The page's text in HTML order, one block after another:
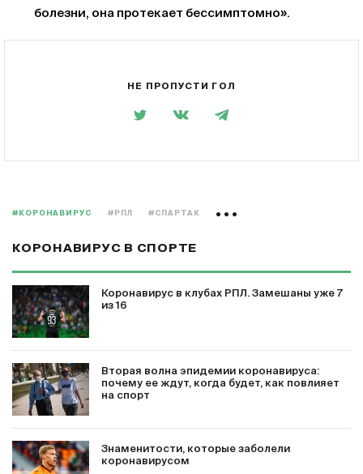
болезни, она протекает бессимптомно».
НЕ ПРОПУСТИ ГОЛ
#КОРОНАВИРУС #РПЛ #СПАРТАК
КОРОНАВИРУС В СПОРТЕ
Коронавирус в клубах РПЛ. Замешаны уже 7
из 16
Вторая волна эпидемии коронавируса:
почему ее ждут, когда будет, как повлияет
на спорт
Знаменитости, которые заболели
коронавирусом